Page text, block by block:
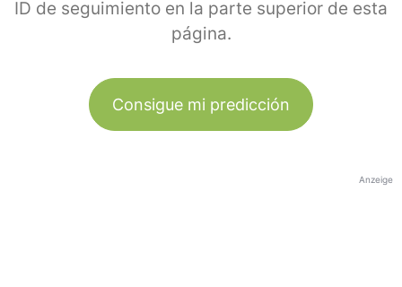
ID de seguimiento en la parte superior de esta
página.
Consigue mi predicción
Anzeige